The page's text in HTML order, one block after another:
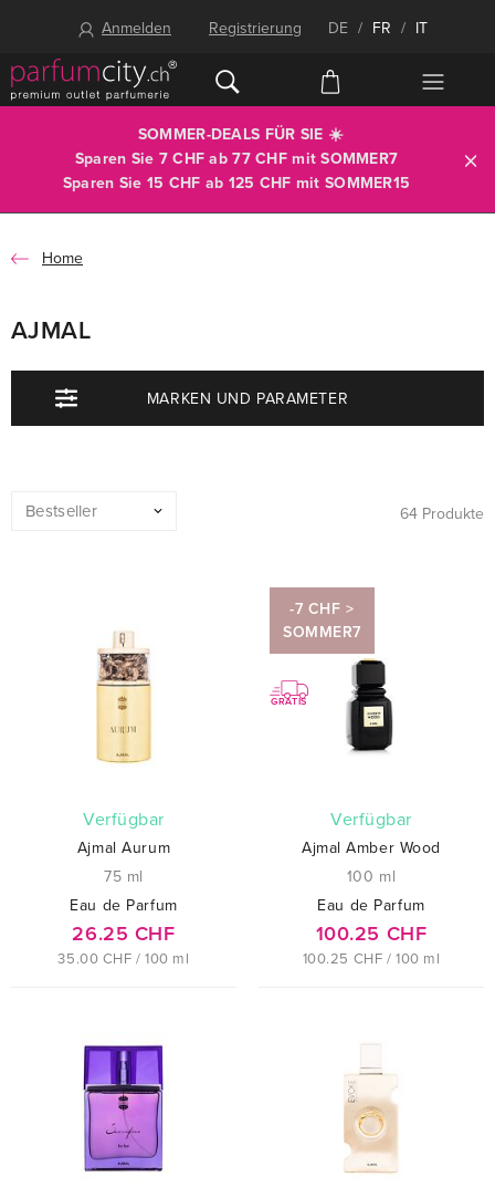
Anmelden Registrierung DE / FR / IT
SOMMER-DEALS FÜR SIE ☀️
Sparen Sie 7 CHF ab 77 CHF mitSOMMER7
Sparen Sie 15 CHF ab 125 CHF mit SOMMER15
Home
AJMAL
MARKEN UND PARAMETER
64 Produkte
verfügbar
Ajmal Aurum
75 ml
Eau de Parfum
26.25 CHF
35.00 CHF / 100 ml
-7 CHF >
SOMMER7
GRATIS
verfügbar
Ajmal Amber Wood
100 ml
Eau de Parfum
100.25 CHF
100.25 CHF / 100 ml